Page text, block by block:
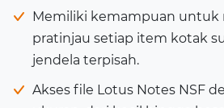
Memiliki kemampuan untuk
pratinjau setiap item kotak
jendela terpisah.
Akses file Lotus Notes NSF